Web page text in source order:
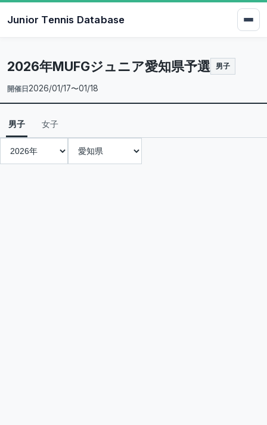
Junior Tennis Database
2026年MUFGジュニア愛知県予選 男子
開催日 2026/01/17〜01/18
男子 女子